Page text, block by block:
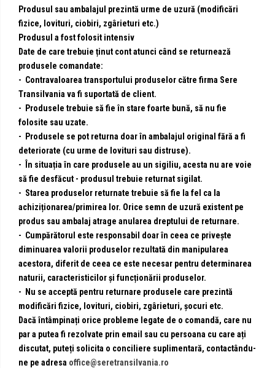
Produsul sau ambalajul prezintă urme de uzură (modificări
fizice, lovituri, ciobiri, zgârieturi etc.)
Produsul a fost folosit intensiv
Date de care trebuie ținut cont atunci când se returnează
produsele comandate:
- Contravaloarea transportului produselor către firma Sere
Transilvania va fi suportată de client.
- Produsele trebuie să fie în stare foarte bună, să nu fie
folosite sau uzate.
- Produsele se pot returna doar în ambalajul original fără a fi
deteriorate (cu urme de lovituri sau distruse).
- În situația în care produsele au un sigiliu, acesta nu are voie
să fie desfăcut - produsul trebuie returnat sigilat.
- Starea produselor returnate trebuie să fie la fel ca la
achiziționarea/primirea lor. Orice semn de uzură existent pe
produs sau ambalaj atrage anularea dreptului de returnare.
- Cumpărătorul este responsabil doar în ceea ce privește
diminuarea valorii produselor rezultată din manipularea
acestora, diferit de ceea ce este necesar pentru determinarea
naturii, caracteristicilor și funcționării produselor.
- Nu se acceptă pentru returnare produsele care prezintă
modificări fizice, lovituri, ciobiri, zgârieturi, șocuri etc.
Dacă întâmpinați orice probleme legate de o comandă, care nu
par a putea fi rezolvate prin email sau cu persoana cu care ați
discutat, puteți solicita o conciliere suplimentară, contactându-
ne pe adresa office@seretransilvania.ro